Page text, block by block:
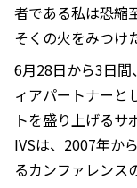
者である私は恐縮
そくの火をみつけ
6月28日から3日
ィアパートナーと
トを盛り上げるサ
IVSは、2007年か
るカンファレンス